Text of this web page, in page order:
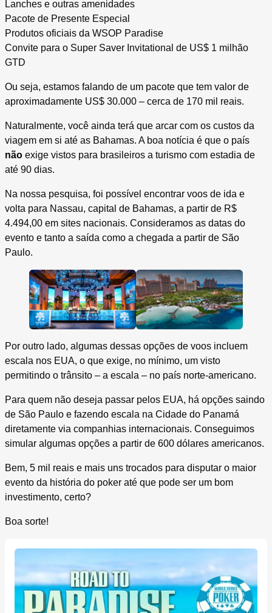
Lanches e outras amenidades
Pacote de Presente Especial
Produtos oficiais da WSOP Paradise
Convite para o Super Saver Invitational de US$ 1 milhão
GTD
Ou seja, estamos falando de um pacote que tem valor de
aproximadamente US$ 30.000 – cerca de 170 mil reais.
Naturalmente, você ainda terá que arcar com os custos da
viagem em si até as Bahamas. A boa notícia é que o país
não exige vistos para brasileiros a turismo com estadia de
até 90 dias.
Na nossa pesquisa, foi possível encontrar voos de ida e
volta para Nassau, capital de Bahamas, a partir de R$
4.494,00 em sites nacionais. Consideramos as datas do
evento e tanto a saída como a chegada a partir de São
Paulo.
Por outro lado, algumas dessas opções de voos incluem
escala nos EUA, o que exige, no mínimo, um visto
permitindo o trânsito – a escala – no país norte-americano.
Para quem não deseja passar pelos EUA, há opções saindo
de São Paulo e fazendo escala na Cidade do Panamá
diretamente via companhias internacionais. Conseguimos
simular algumas opções a partir de 600 dólares americanos.
Bem, 5 mil reais e mais uns trocados para disputar o maior
evento da história do poker até que pode ser um bom
investimento, certo?
Boa sorte!